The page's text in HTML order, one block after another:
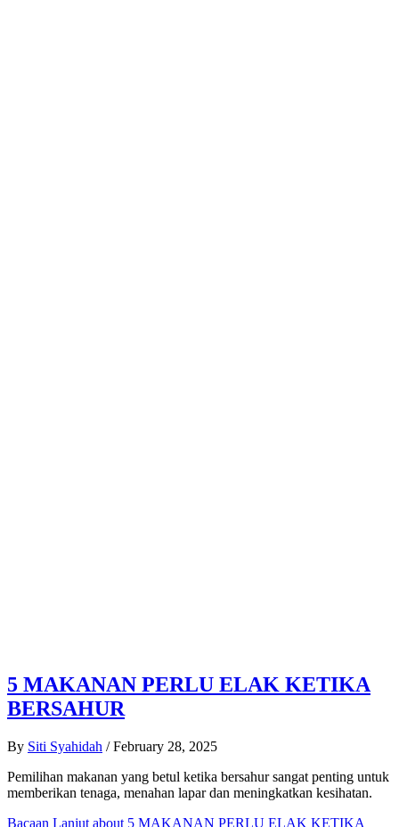
5 MAKANAN PERLU ELAK KETIKA
BERSAHUR
By Siti Syahidah / February 28, 2025
Pemilihan makanan yang betul ketika bersahur sangat penting untuk
memberikan tenaga, menahan lapar dan meningkatkan kesihatan.
Bacaan Lanjut about 5 MAKANAN PERLU ELAK KETIKA